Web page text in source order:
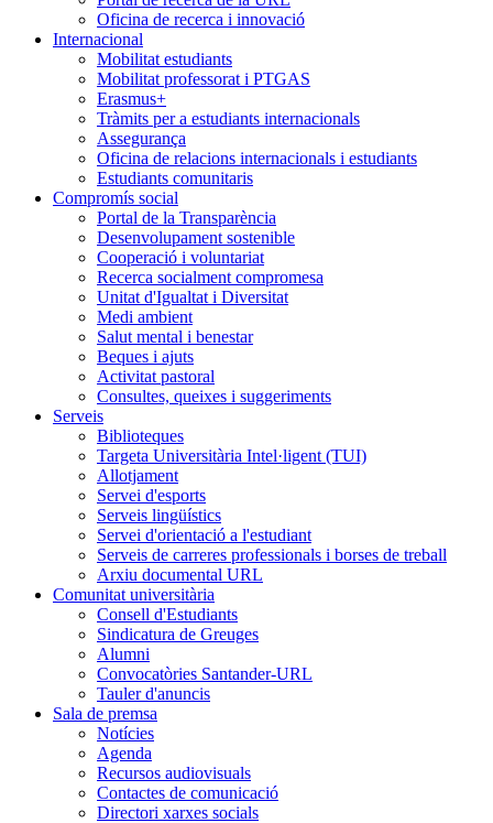
Oficina de recerca i innovació
Internacional
Mobilitat estudiants
Mobilitat professorat i PTGAS
Erasmus+
Tràmits per a estudiants internacionals
Assegurança
Oficina de relacions internacionals i estudiants
Estudiants comunitaris
Compromís social
Portal de la Transparència
Desenvolupament sostenible
Cooperació i voluntariat
Recerca socialment compromesa
Unitat d'Igualtat i Diversitat
Medi ambient
Salut mental i benestar
Beques i ajuts
Activitat pastoral
Consultes, queixes i suggeriments
Serveis
Biblioteques
Targeta Universitària Intel·ligent (TUI)
Allotjament
Servei d'esports
Serveis lingüístics
Servei d'orientació a l'estudiant
Serveis de carreres professionals i borses de treball
Arxiu documental URL
Comunitat universitària
Consell d'Estudiants
Sindicatura de Greuges
Alumni
Convocatòries Santander-URL
Tauler d'anuncis
Sala de premsa
Notícies
Agenda
Recursos audiovisuals
Contactes de comunicació
Directori xarxes socials